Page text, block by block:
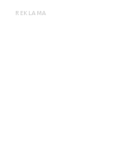
REKLAMA